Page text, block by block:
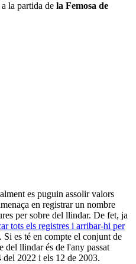
la partida de la Femosa de
es puguin assolir valors
en registrar un nombre
per sobre del llindar. De fet, ja
tots els registres i arribar-hi per
Si es té en compte el conjunt de
del llindar és de l'any passat
del 2022 i els 12 de 2003.